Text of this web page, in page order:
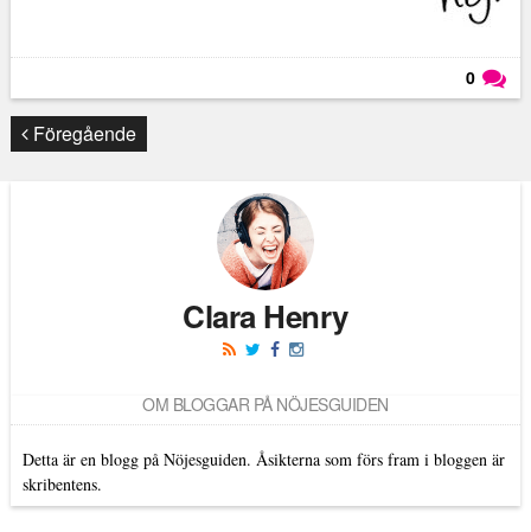
0
Föregående
Clara Henry
OM BLOGGAR PÅ NÖJESGUIDEN
Detta är en blogg på Nöjesguiden. Åsikterna som förs fram i bloggen är
skribentens.